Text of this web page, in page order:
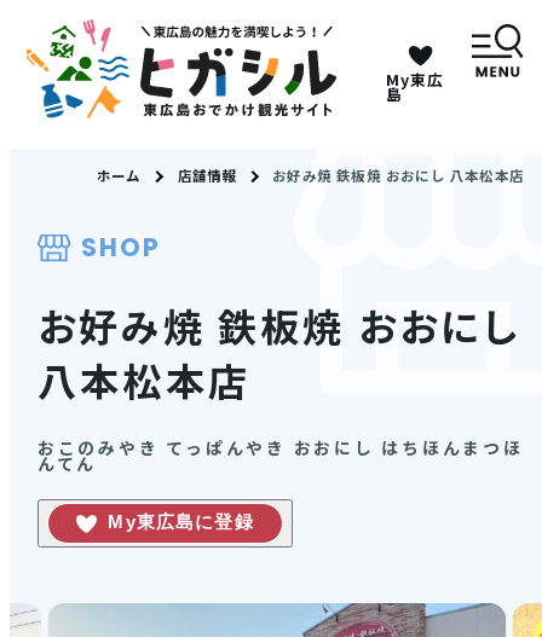
My東広
島
ホーム 店舗情報 お好み焼 鉄板焼 おおにし 八本松本店
SHOP
お好み焼 鉄板焼 おおにし
八本松本店
おこのみやき てっぱんやき おおにし はちほんまつほ
んてん
My東広島に登録
キーワードは2つまで、30文字以内で検索してくだ
さい。
メニュー
観光スポット
イベント情報
グルメ・特産品